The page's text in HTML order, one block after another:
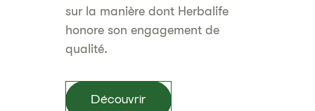
sur la manière dont Herbalife
honore son engagement de
qualité.
Découvrir